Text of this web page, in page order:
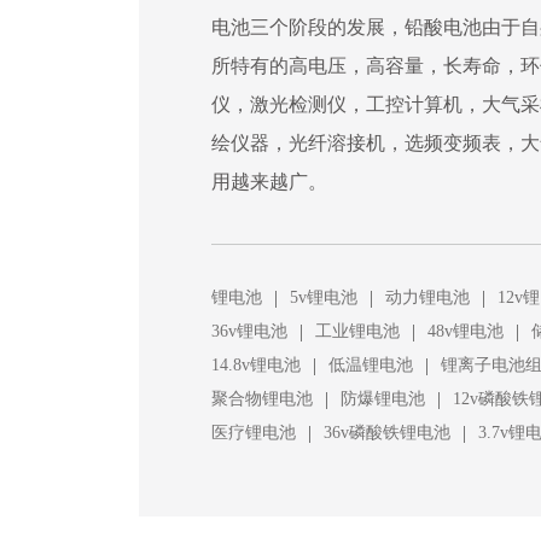
电池三个阶段的发展，铅酸电池由于
所特有的高电压，高容量，长寿命，
仪，激光检测仪，工控计算机，大气
绘仪器，光纤溶接机，选频变频表，
用越来越广。
锂电池 | 5v锂电池 | 动力锂电池 |
12v
36v锂电池
| 工业锂电池 | 48v锂电池 |
14.8v锂电池
| 低温锂电池 |
锂离子电池组
聚合物锂电池
| 防爆锂电池 |
12v磷酸铁
医疗锂电池
| 36v磷酸铁锂电池 | 3.7v锂